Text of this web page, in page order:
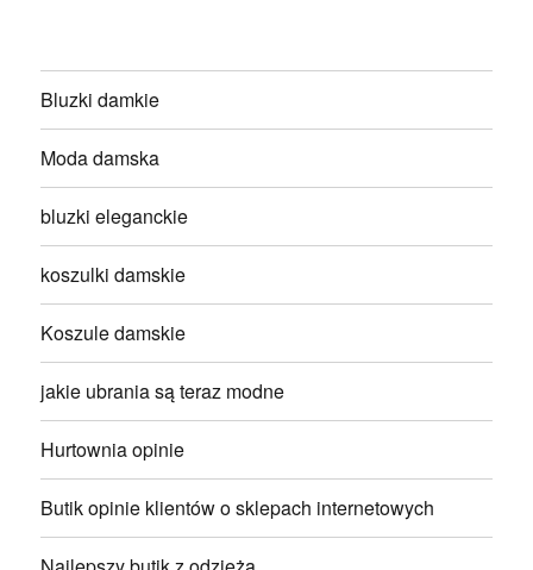
Bluzki damkie
Moda damska
bluzki eleganckie
koszulki damskie
Koszule damskie
jakie ubrania są teraz modne
Hurtownia opinie
Butik opinie klientów o sklepach internetowych